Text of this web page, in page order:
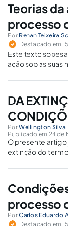
Teorias da
processo
Por Renan Teixeira
Destacado em
Este texto
ação sob as suas
de fomentar uma
fenômeno
DA
PorWellington Silva
Publicado em 24 de
O presente artigo
extinção do
Novo Código de
processo
PorCarlos Eduardo
Destacado em